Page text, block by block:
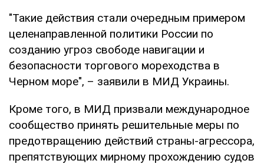
"Такие действия стали очередным примером
целенаправленной политики России по
созданию угроз свободе навигации и
безопасности торгового мореходства в
Черном море", – заявили в МИД Украины.
Кроме того, в МИД призвали международное
сообщество принять решительные меры по
предотвращению действий страны-агрессора,
препятствующих мирному прохождению судов